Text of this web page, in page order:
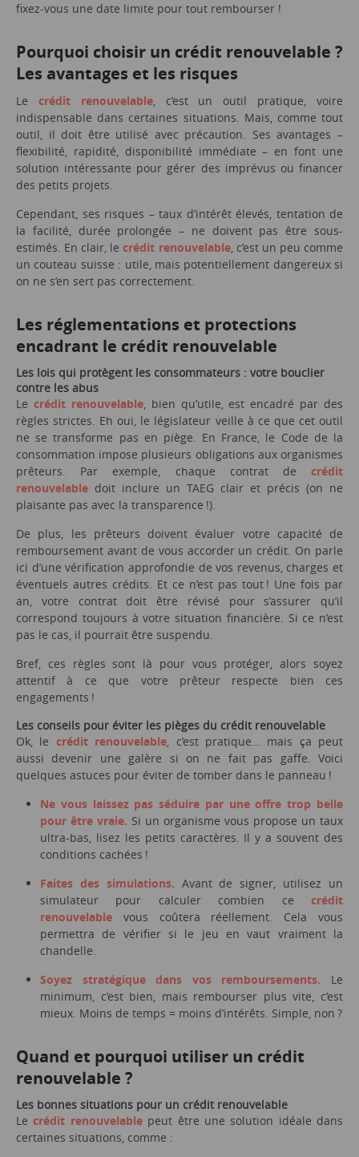
fixez-vous une date limite pour tout rembourser !
Pourquoi choisir un crédit renouvelable ?
Les avantages et les risques
Le crédit renouvelable, c’est un outil pratique, voire
indispensable dans certaines situations. Mais, comme tout
outil, il doit être utilisé avec précaution. Ses avantages –
flexibilité, rapidité, disponibilité immédiate – en font une
solution intéressante pour gérer des imprévus ou financer
des petits projets.
Cependant, ses risques – taux d’intérêt élevés, tentation de
la facilité, durée prolongée – ne doivent pas être sous-
estimés. En clair, lecrédit renouvelable, c’est un peu comme
un couteau suisse : utile, mais potentiellement dangereux si
on ne s’en sert pas correctement.
Les réglementations et protections
encadrant le crédit renouvelable
Les lois qui protègent les consommateurs : votre bouclier
contre les abus
Le crédit renouvelable, bien qu’utile, est encadré par des
règles strictes. Eh oui, le législateur veille à ce que cet outil
ne se transforme pas en piège. En France, le Code de la
consommation impose plusieurs obligations aux organismes
prêteurs. Par exemple, chaque contrat de crédit
renouvelable doit inclure un TAEG clair et précis (on ne
plaisante pas avec la transparence !).
De plus, les prêteurs doivent évaluer votre capacité de
remboursement avant de vous accorder un crédit. On parle
ici d’une vérification approfondie de vos revenus, charges et
éventuels autres crédits. Et ce n’est pas tout ! Une fois par
an, votre contrat doit être révisé pour s’assurer qu’il
correspond toujours à votre situation financière. Si ce n’est
pas le cas, il pourrait être suspendu.
Bref, ces règles sont là pour vous protéger, alors soyez
attentif à ce que votre prêteur respecte bien ces
engagements !
Les conseils pour éviter les pièges du crédit renouvelable
Ok, le crédit renouvelable, c’est pratique… mais ça peut
aussi devenir une galère si on ne fait pas gaffe. Voici
quelques astuces pour éviter de tomber dans le panneau !
Ne vous laissez pas séduire par une offre trop belle
pour être vraie. Si un organisme vous propose un taux
ultra-bas, lisez les petits caractères. Il y a souvent des
conditions cachées !
Faites des simulations. Avant de signer, utilisez un
simulateur pour calculer combien ce crédit
renouvelable vous coûtera réellement. Cela vous
permettra de vérifier si le jeu en vaut vraiment la
chandelle.
Soyez stratégique dans vos remboursements. Le
minimum, c’est bien, mais rembourser plus vite, c’est
mieux. Moins de temps = moins d’intérêts. Simple, non ?
Quand et pourquoi utiliser un crédit
renouvelable ?
Les bonnes situations pour un crédit renouvelable
Lecrédit renouvelablepeut être une solution idéale dans
certaines situations, comme :